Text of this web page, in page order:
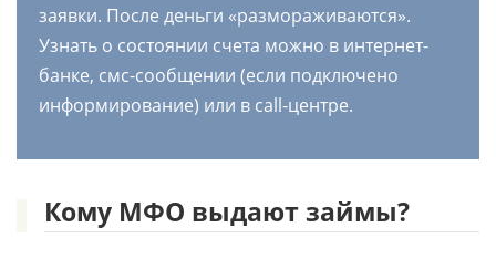
заявки. После деньги «размораживаются».
Узнать о состоянии счета можно в интернет-
банке, смс-сообщении (если подключено
информирование) или в call-центре.
Кому МФО выдают займы?